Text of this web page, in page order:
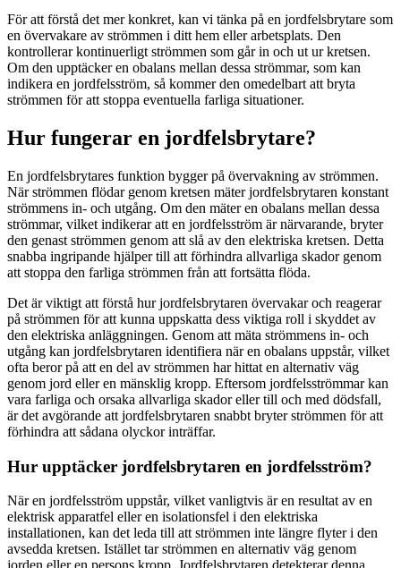
För att förstå det mer konkret, kan vi tänka på en jordfelsbrytare som
en övervakare av strömmen i ditt hem eller arbetsplats. Den
kontrollerar kontinuerligt strömmen som går in och ut ur kretsen.
Om den upptäcker en obalans mellan dessa strömmar, som kan
indikera en jordfelsström, så kommer den omedelbart att bryta
strömmen för att stoppa eventuella farliga situationer.
Hur fungerar en jordfelsbrytare?
En jordfelsbrytares funktion bygger på övervakning av strömmen.
När strömmen flödar genom kretsen mäter jordfelsbrytaren konstant
strömmens in- och utgång. Om den mäter en obalans mellan dessa
strömmar, vilket indikerar att en jordfelsström är närvarande, bryter
den genast strömmen genom att slå av den elektriska kretsen. Detta
snabba ingripande hjälper till att förhindra allvarliga skador genom
att stoppa den farliga strömmen från att fortsätta flöda.
Det är viktigt att förstå hur jordfelsbrytaren övervakar och reagerar
på strömmen för att kunna uppskatta dess viktiga roll i skyddet av
den elektriska anläggningen. Genom att mäta strömmens in- och
utgång kan jordfelsbrytaren identifiera när en obalans uppstår, vilket
ofta beror på att en del av strömmen har hittat en alternativ väg
genom jord eller en mänsklig kropp. Eftersom jordfelsströmmar kan
vara farliga och orsaka allvarliga skador eller till och med dödsfall,
är det avgörande att jordfelsbrytaren snabbt bryter strömmen för att
förhindra att sådana olyckor inträffar.
Hur upptäcker jordfelsbrytaren en jordfelsström?
När en jordfelsström uppstår, vilket vanligtvis är en resultat av en
elektrisk apparatfel eller en isolationsfel i den elektriska
installationen, kan det leda till att strömmen inte längre flyter i den
avsedda kretsen. Istället tar strömmen en alternativ väg genom